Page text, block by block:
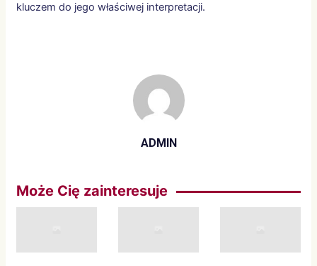
kluczem do jego właściwej interpretacji.
ADMIN
Może Cię zainteresuje